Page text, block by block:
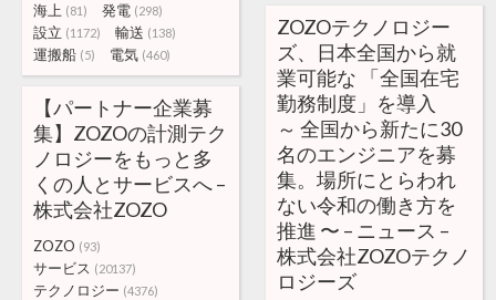
海上 (81) 発電 (298)
設立 (1172) 輸送 (138)
運搬船 (5) 電気 (460)
ZOZOテクノロジー
ズ、日本全国から就
業可能な 「全国在宅
勤務制度」を導入
～ 全国から新たに30
名のエンジニアを募
集。場所にとらわれ
ない令和の働き方を
推進 〜 – ニュース –
株式会社ZOZOテクノ
ロジーズ
【パートナー企業募
集】ZOZOの計測テク
ノロジーをもっと多
くの人とサービスへ –
株式会社ZOZO
ZOZO (93)
サービス (20137)
テクノロジー (4376)